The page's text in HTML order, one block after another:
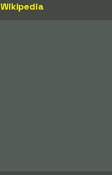
Wikipedia